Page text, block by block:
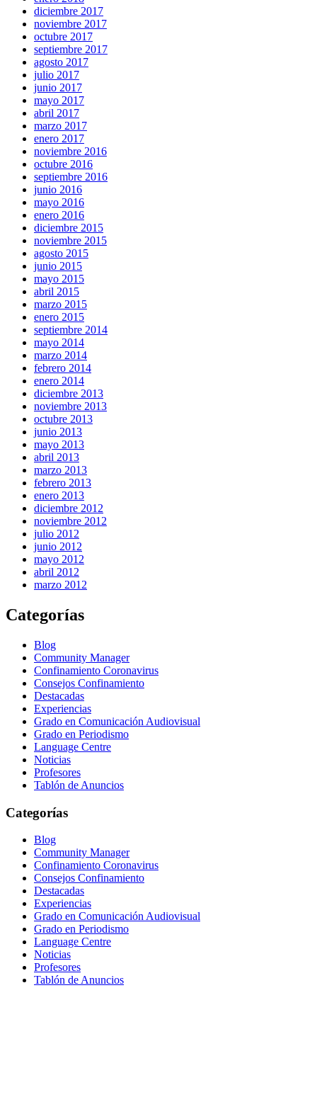
diciembre 2017
noviembre 2017
octubre 2017
septiembre 2017
agosto 2017
julio 2017
junio 2017
mayo 2017
abril 2017
marzo 2017
enero 2017
noviembre 2016
octubre 2016
septiembre 2016
junio 2016
mayo 2016
enero 2016
diciembre 2015
noviembre 2015
agosto 2015
junio 2015
mayo 2015
abril 2015
marzo 2015
enero 2015
septiembre 2014
mayo 2014
marzo 2014
febrero 2014
enero 2014
diciembre 2013
noviembre 2013
octubre 2013
junio 2013
mayo 2013
abril 2013
marzo 2013
febrero 2013
enero 2013
diciembre 2012
noviembre 2012
julio 2012
junio 2012
mayo 2012
abril 2012
marzo 2012
Categorías
Blog
Community Manager
Confinamiento Coronavirus
Consejos Confinamiento
Destacadas
Experiencias
Grado en Comunicación Audiovisual
Grado en Periodismo
Language Centre
Noticias
Profesores
Tablón de Anuncios
Categorías
Blog
Community Manager
Confinamiento Coronavirus
Consejos Confinamiento
Destacadas
Experiencias
Grado en Comunicación Audiovisual
Grado en Periodismo
Language Centre
Noticias
Profesores
Tablón de Anuncios